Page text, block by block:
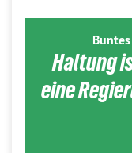
Haltung
eine